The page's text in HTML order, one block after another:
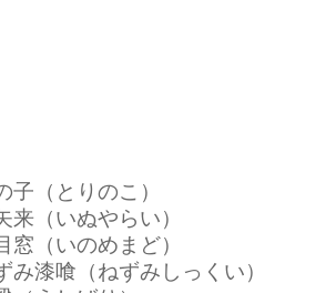
子（とりのこ）
来（いぬやらい）
窓（いのめまど）
み漆喰（ねずみしっくい）